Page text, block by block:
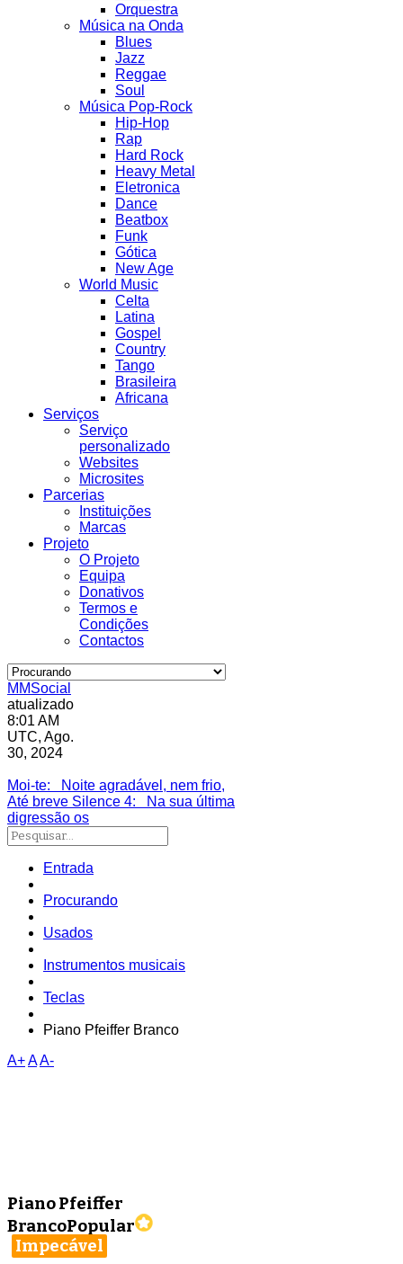
Orquestra
Música na Onda
Blues
Jazz
Reggae
Soul
Música Pop-Rock
Hip-Hop
Rap
Hard Rock
Heavy Metal
Eletronica
Dance
Beatbox
Funk
Gótica
New Age
World Music
Celta
Latina
Gospel
Country
Tango
Brasileira
Africana
Serviços
Serviço
personalizado
Websites
Microsites
Parcerias
Instituições
Marcas
Projeto
O Projeto
Equipa
Donativos
Termos e
Condições
Contactos
MMSocial
atualizado
8:01 AM
UTC, Ago.
30, 2024
Moi-te: Noite agradável, nem frio,
Até breve Silence 4: Na sua última
digressão os
Entrada
Procurando
Usados
Instrumentos musicais
Teclas
Piano Pfeiffer Branco
A+AA-
Piano Pfeiffer
BrancoPopular
Impecável